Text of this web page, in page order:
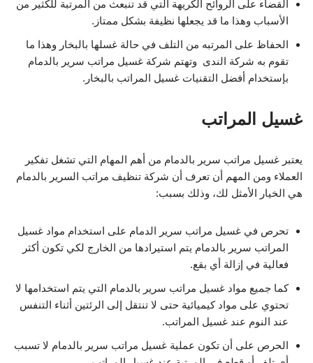
القضاء على الروائح الكريهة التي قد تنبعث من المرتبة للكثير من
الأسباب وهذا ما قد يجعلها نظيفة بشكل ممتاز.
الحفاظ على المرتبه من التلف في حالة غسلها بالبخار وهذا ما
تقوم به شركة الندى وتهتم شركة غسيل مراتب سرير بالدمام
بإستخدام أفضل التقنيات غسيل المراتب بالبخار.
غسيل المراتب
يعتبر غسيل مراتب سرير بالدمام من أهم المهام التي تشغل تفكير
العملاء ومن المهم أن تعرف أن شركة تنظيف مراتب السرير بالدمام
هي الخيار الأمثل لك، وذلك بسبب:
تحرص في غسيل مراتب سرير الدمام على استخدام مواد غسيل
المراتب سرير بالدمام يتم استيرادها من الخارج لكي تكون أكثر
فعالية في إزالة أي بقع.
كما جميع مواد غسيل مراتب سرير بالدمام التي يتم استخدامها لا
تحتوي على مواد كيميائية حتى لا تنتقل إلى الرئتين أثناء التنفس
عند النوم عند غسيل المراتب.
الحرص على أن تكون عملية غسيل مراتب سرير بالدمام لا تسبب